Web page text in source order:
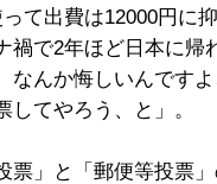
て出費は12000円に
禍で2年ほど日本に帰
なんか悔しいんです
てやろう、と」。
票」と「郵便等投票